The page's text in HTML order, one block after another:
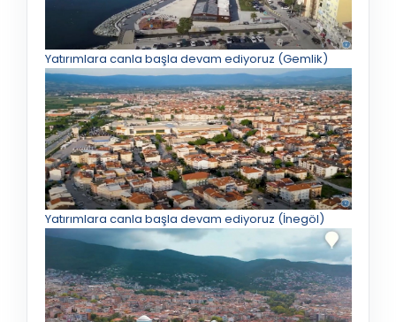
Yatırımlara canla başla devam ediyoruz (Gemlik)
Yatırımlara canla başla devam ediyoruz (İnegöl)